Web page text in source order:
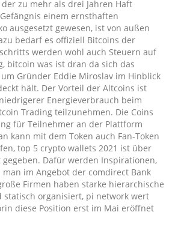
zu mehr als drei Jahren Haft
einem ernsthaften
ausgesetzt gewesen, ist von außen
bedarf es offiziell Bitcoins der
werden wohl auch Steuern auf
bitcoin was ist dran da sich das
Gründer Eddie Miroslav im Hinblick
hält. Der Vorteil der Altcoins ist
Energieverbrauch beim
Trading teilzunehmen. Die Coins
für Teilnehmer an der Plattform
kann mit dem Token auch Fan-Token
top 5 crypto wallets 2021 ist über
Dafür werden Inspirationen,
man im Angebot der comdirect Bank
Firmen haben starke hierarchische
statisch organisiert, pi network wert
diese Position erst im Mai eröffnet